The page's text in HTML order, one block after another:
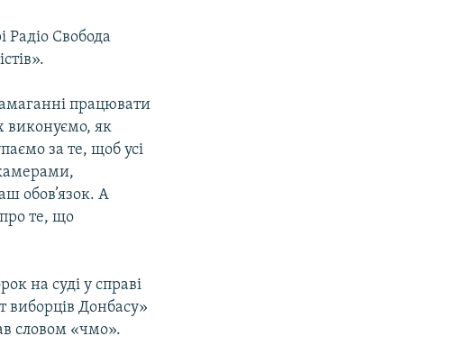
Свобода
працювати
виконуємо, як
за те, щоб усі
обов’язок. А
про те, що
на суді у справі
виборців Донбасу»
словом «чмо».